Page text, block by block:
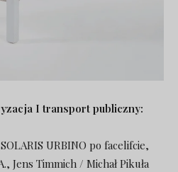
I transport publiczny:
URBINO po facelifcie,
Jens Timmich / Michał Pikuła